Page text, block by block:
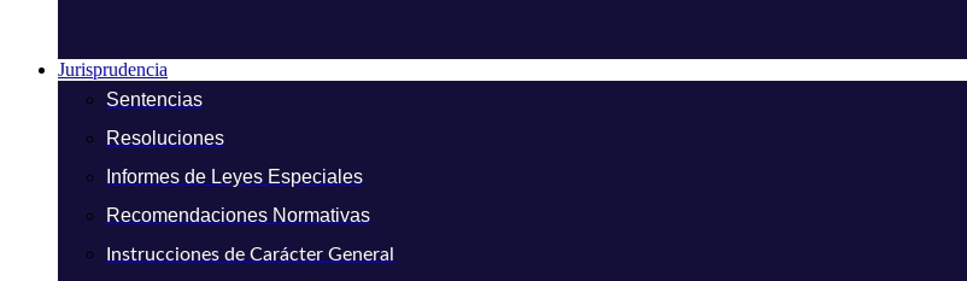
Jurisprudencia
Sentencias
Resoluciones
Informes de Leyes Especiales
Recomendaciones Normativas
Instrucciones de Carácter General